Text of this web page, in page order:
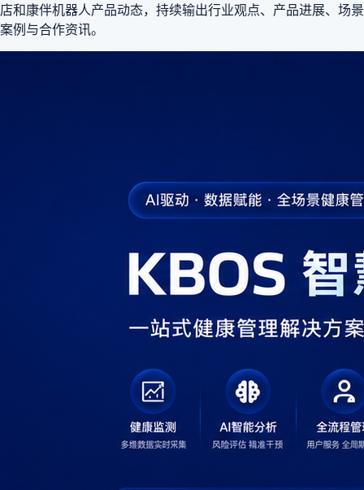
店和康伴机器人产品动态，持续输出行业观点、产品进展、场景
案例与合作资讯。